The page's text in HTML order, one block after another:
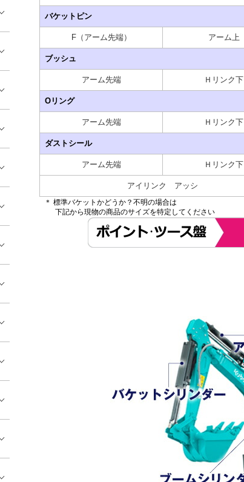
バケットピン
F（アーム先端） アーム上
ブッシュ
アーム先端 Ｈリンク下
Oリング
アーム先端 Ｈリンク下
ダストシール
アーム先端 Ｈリンク下
アイリンク アッシ
＊ 標準バケットかどうか？不明の場合は
下記から現物の商品のサイズを特定してください